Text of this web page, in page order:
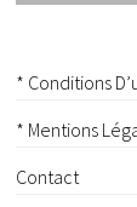
* Conditions
* Mentions
Contact